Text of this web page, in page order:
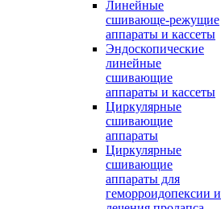
Линейные
сшивающе-режущие
аппараты и кассеты
Эндоскопические
линейные
сшивающие
аппараты и кассеты
Циркулярные
сшивающие
аппараты
Циркулярные
сшивающие
аппараты для
геморроидопексии и